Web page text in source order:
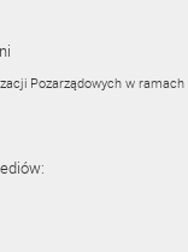
Pozarządowych w ramach